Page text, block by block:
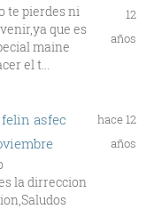
te pierdes ni
que es
maine
el t...
12
años
asfec
la dirreccion
hace 12
años